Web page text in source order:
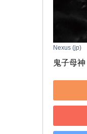
Nexus (jp)
鬼子母神